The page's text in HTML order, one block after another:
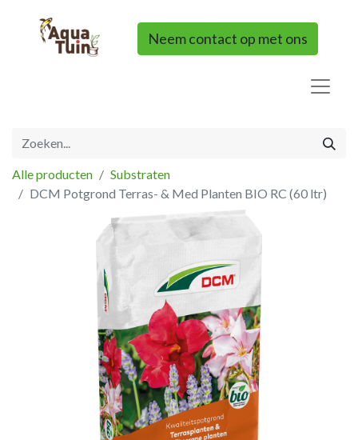
Neem contact op met ons
Alle producten
Substraten
DCM Potgrond Terras- & Med Planten BIO RC (60 ltr)